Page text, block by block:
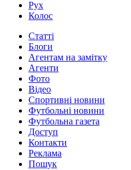
Рух
Колос
Статті
Блоги
Агентам на замітку
Агенти
Фото
Відео
Спортивні новини
Футбольні новини
Футбольна газета
Доступ
Контакти
Реклама
Пошук